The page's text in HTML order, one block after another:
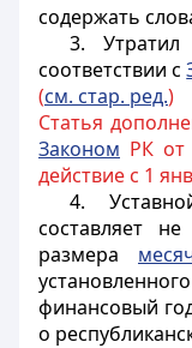
содержать
3.
соответствии с
(см. стар. ред.)
Статья
Законом РК от
действие с 1
4.
составляет не
размера
финансовый
о